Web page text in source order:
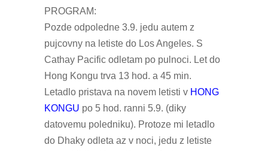
PROGRAM:
Pozde odpoledne 3.9. jedu autem z
pujcovny na letiste do Los Angeles. S
Cathay Pacific odletam po pulnoci. Let do
Hong Kongu trva 13 hod. a 45 min.
Letadlo pristava na novem letisti v HONG
KONGU po 5 hod. ranni 5.9. (diky
datovemu poledniku). Protoze mi letadlo
do Dhaky odleta az v noci, jedu z letiste